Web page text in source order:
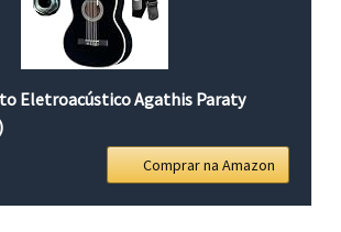
Eletroacústico Agathis Paraty
Comprar na Amazon